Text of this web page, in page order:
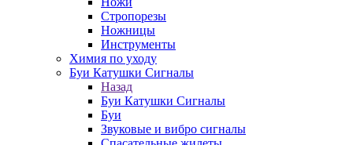
Стропорезы
Ножницы
Инструменты
Химия по уходу
Буи Катушки Сигналы
Назад
Буи Катушки Сигналы
Буи
Звуковые и вибро сигналы